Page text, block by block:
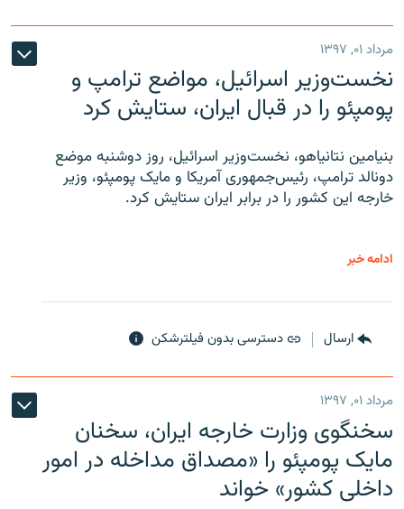
مرداد ۰۱, ۱۳۹۷
نخست‌وزیر اسرائیل، مواضع ترامپ و
پومپئو را در قبال ایران، ستایش کرد
بنیامین نتانیاهو، نخست‌وزیر اسرائیل، روز دوشنبه موضع
دونالد ترامپ، رئیس‌جمهوری آمریکا و مایک پومپئو، وزیر
خارجه این کشور را در برابر ایران ستایش کرد.
ادامه خبر
ارسال دسترسی بدون فیلترشکن
مرداد ۰۱, ۱۳۹۷
سخنگوی وزارت خارجه ایران، سخنان
مایک پومپئو را «مصداق مداخله در امور
داخلی کشور» خواند